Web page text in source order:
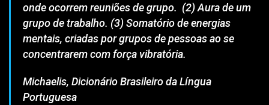
onde ocorrem reuniões de grupo. (2) Aura de um
grupo de trabalho. (3) Somatório de energias
mentais, criadas por grupos de pessoas ao se
concentrarem com força vibratória.
Michaelis, Dicionário Brasileiro da Língua
Portuguesa